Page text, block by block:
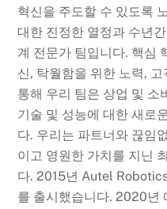
혁신을 주도할 수 있도록
대한 진정한 열정과 수년
계 전문가 팀입니다. 핵심
신, 탁월함을 위한 노력,
통해 우리 팀은 상업 및 소
기술 및 성능에 대한 새로
다. 우리는 파트너와 끊임
이고 영원한 가치를 지닌
다. 2015년 Autel
를 출시했습니다. 2020년